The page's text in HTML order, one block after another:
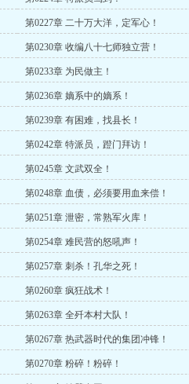
第0227章 二十万大洋，定军心！
第0230章 收编八十七师独立营！
第0233章 为民做主！
第0236章 嫡系中的嫡系！
第0239章 有困难，找县长！
第0242章 特派员，蹬门拜访！
第0245章 文武双全！
第0248章 血债，必须要用血来偿！
第0251章 泄密，常熟军火库！
第0254章 难民营的怒吼声！
第0257章 刺杀！孔华之死！
第0260章 疯狂战术！
第0263章 全歼本村大队！
第0267章 热武器时代的集团冲锋！
第0270章 粉碎！粉碎！